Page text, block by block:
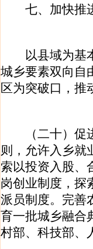
七、加快推
以县域为基本
城乡要素双向自
区为突破口，推
（二十）促进
则，允许入乡就
索以投资入股、
岗创业制度，探
派员制度。完善
育一批城乡融合
村部、科技部、